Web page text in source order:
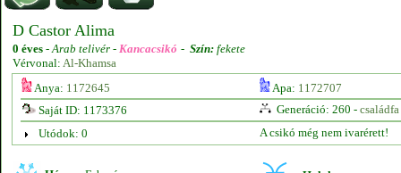
D Castor Alima
0 éves -Arab telivér - Kancacsikó - Szín: fekete
Vérvonal: Al-Khamsa
Anya: 1172645 Apa: 1172707
Saját ID: 1173376
Generáció: 260 - családfa
Utódok: 0
A csikó még nem ivarérett!